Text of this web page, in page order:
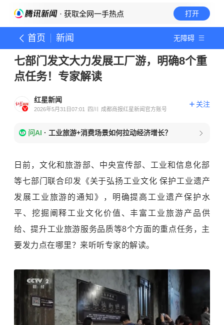
· 获取全网一手热点 打开
首页 新闻 无障碍
七部门发文大力发展工厂游，明确8个重
点任务！专家解读
红星新闻
2026年5月31日07:01 四川 成都商报红星新闻官方账号
关注
问AI · 工业旅游+消费场景如何拉动经济增长？
日前，文化和旅游部、中央宣传部、工业和信息化部
等七部门联合印发《关于弘扬工业文化 保护工业遗产
发展工业旅游的通知》，明确提高工业遗产保护水
平、挖掘阐释工业文化价值、丰富工业旅游产品供
给、提升工业旅游服务品质等8个方面的重点任务，主
要发力点在哪里？来听听专家的解读。